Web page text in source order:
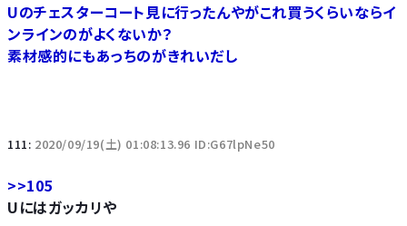
Uのチェスターコート見に行ったんやがこれ買うくらいならイ
ンラインのがよくないか？
素材感的にもあっちのがきれいだし
111: 2020/09/19(土) 01:08:13.96 ID:G67lpNe50
>>105
Uにはガッカリや